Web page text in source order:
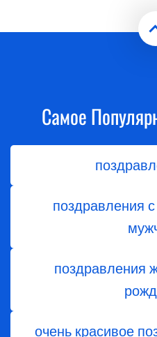
Самое
поздравления
поздравления
очень красивое